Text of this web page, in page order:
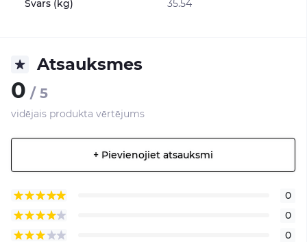
Svars (kg) 35.54
Atsauksmes
0 / 5
vidējais produkta vērtējums
+ Pievienojiet atsauksmi
0
0
0